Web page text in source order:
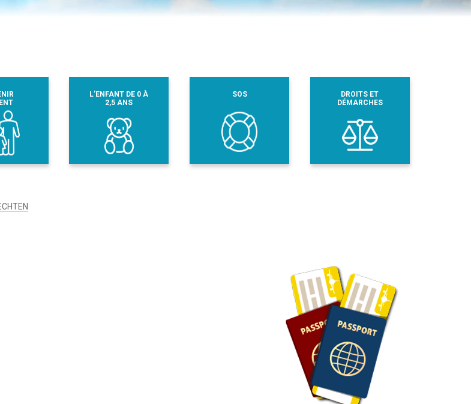
L’ENFANT DE 0 À
2,5 ANS
SOS
DROITS ET
DÉMARCHES